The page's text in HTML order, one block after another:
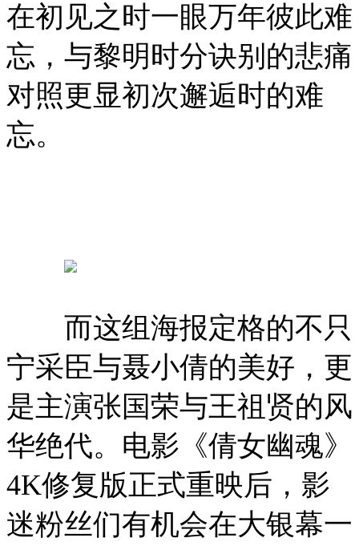
在初见之时一眼万年彼此难
忘，与黎明时分诀别的悲痛
对照更显初次邂逅时的难
忘。
而这组海报定格的不只
宁采臣与聂小倩的美好，更
是主演张国荣与王祖贤的风
华绝代。 电影《倩女幽魂》
4K修复版正式重映后，影
迷粉丝们有机会在大银幕一